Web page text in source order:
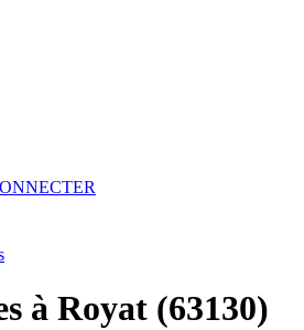
à Royat (63130)